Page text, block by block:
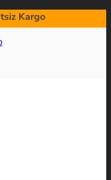
Kargo